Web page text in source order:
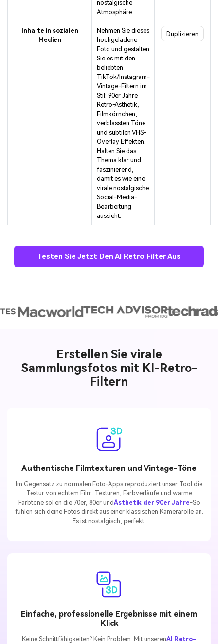
nostalgische
Atmosphäre.
Inhalte in sozialen
Medien
Nehmen Sie dieses
hochgeladene
Foto und gestalten
Sie es mit den
beliebten
TikTok/Instagram-
Vintage-Filtern im
Stil: 90er Jahre
Retro-Ästhetik,
Filmkörnchen,
verblassten Töne
und subtilen VHS-
Overlay Effekten.
Halten Sie das
Thema klar und
faszinierend,
damit es wie eine
virale nostalgische
Social-Media-
Bearbeitung
aussieht.
Duplizieren
Testen Sie Jetzt Den AI Retro Filter Aus
Erstellen Sie virale
Sammlungsfotos mit KI-Retro-
Filtern
Authentische Filmtexturen und Vintage-Töne
Im Gegensatz zu normalen Foto-Apps reproduziert unser Tool die
Textur von echtem Film. Texturen, Farbverläufe und warme
Farbtöne sollen die 70er, 80er undÄsthetik der 90er Jahre-So
fühlen sich deine Fotos direkt aus einer klassischen Kamerarolle an.
Es ist nostalgisch, perfekt.
Einfache, professionelle Ergebnisse mit einem
Klick
Keine Schnittfähigkeiten? Kein Problem. Mit unserenAI Retro-